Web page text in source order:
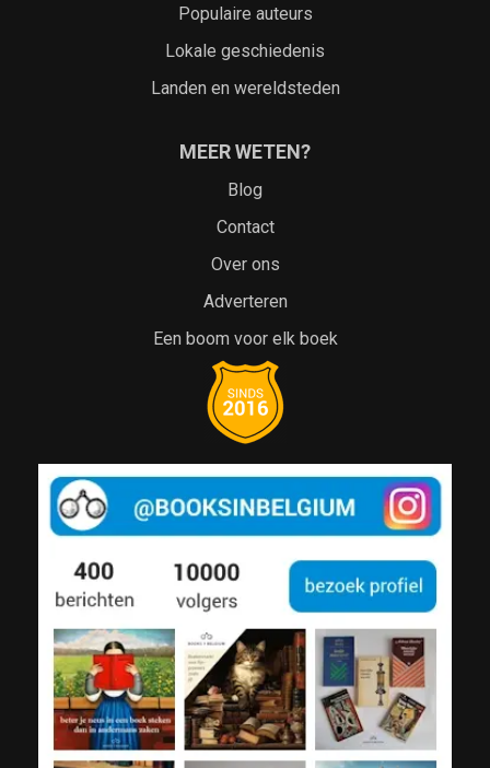
Populaire auteurs
Lokale geschiedenis
Landen en wereldsteden
MEER WETEN?
Blog
Contact
Over ons
Adverteren
Een boom voor elk boek